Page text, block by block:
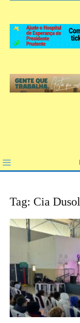
Tag: Cia Dusol